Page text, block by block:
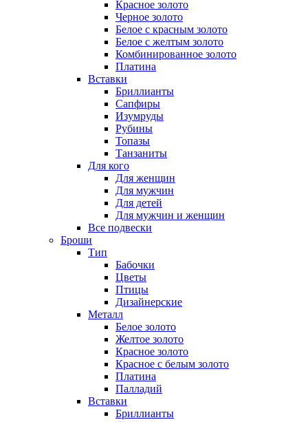
Красное золото
Черное золото
Белое с красным золото
Белое с желтым золото
Комбинированное золото
Платина
Вставки
Бриллианты
Сапфиры
Изумруды
Рубины
Топазы
Танзаниты
Для кого
Для женщин
Для мужчин
Для детей
Для мужчин и женщин
Все подвески
Броши
Тип
Бабочки
Цветы
Птицы
Дизайнерские
Металл
Белое золото
Желтое золото
Красное золото
Красное с белым золото
Платина
Палладий
Вставки
Бриллианты